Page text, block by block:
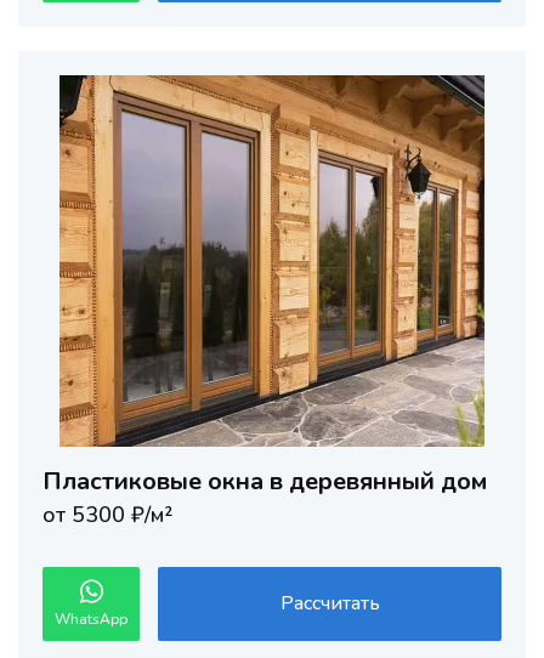
Пластиковые окна в деревянный дом
от 5300 ₽/м²
WhatsApp
Рассчитать